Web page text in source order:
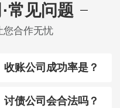
常见问题
您合作无忧
收账公司成功率是？
讨债公司会合法吗？